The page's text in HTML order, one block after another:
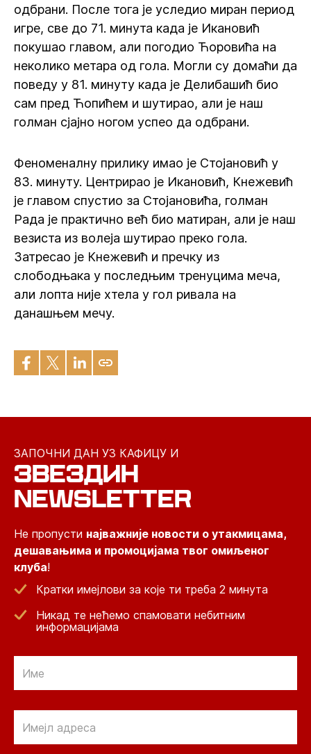
одбрани. После тога је уследио миран период
игре, све до 71. минута када је Икановић
покушао главом, али погодио Ћоровића на
неколико метара од гола. Могли су домаћи да
поведу у 81. минуту када је Делибашић био
сам пред Ћопићем и шутирао, али је наш
голман сјајно ногом успео да одбрани.
Феноменалну прилику имао је Стојановић у
83. минуту. Центрирао је Икановић, Кнежевић
је главом спустио за Стојановића, голман
Рада је практично већ био матиран, али је наш
везиста из волеја шутирао преко гола.
Затресао је Кнежевић и пречку из
слободњака у последњим тренуцима меча,
али лопта није хтела у гол ривала на
данашњем мечу.
ЗАПОЧНИ ДАН УЗ КАФИЦУ И
ЗВЕЗДИН
NEWSLETTER
Не пропусти најважније новости о утакмицама,
дешавањима и промоцијама твог омиљеног
клуба!
Кратки имејлови за које ти треба 2 минута
Никад те нећемо спамовати небитним
информацијама